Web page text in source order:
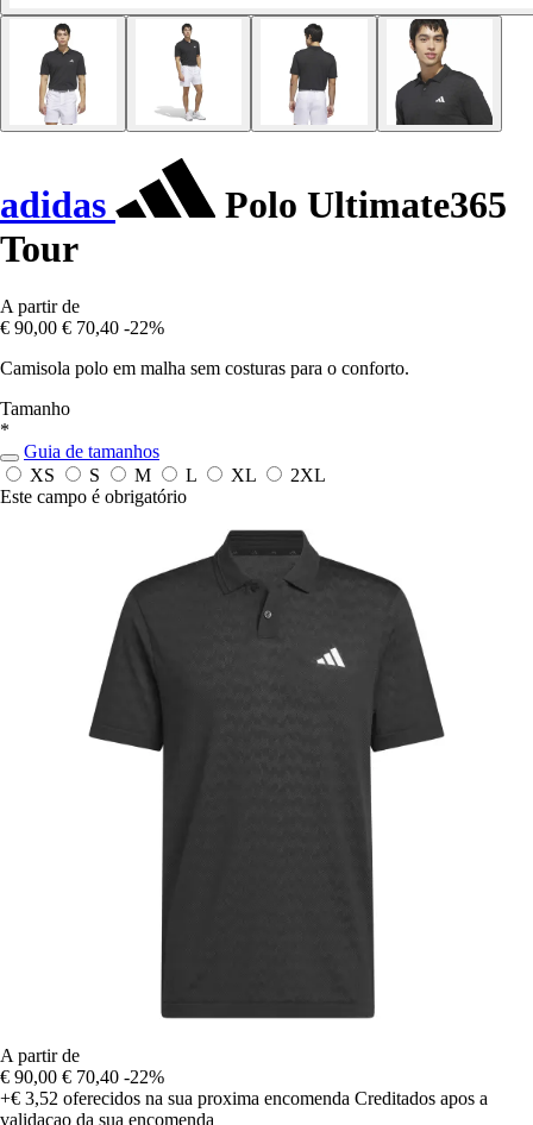
adidas
Polo Ultimate365
Tour
A partir de
€ 90,00 € 70,40 -22%
Camisola polo em malha sem costuras para o conforto.
Tamanho
*
Guia de tamanhos
XS
S M L XL
2XL
Este campo é obrigatório
A partir de
€ 90,00 € 70,40 -22%
+€ 3,52 oferecidos na sua proxima encomenda Creditados apos a
validacao da sua encomenda